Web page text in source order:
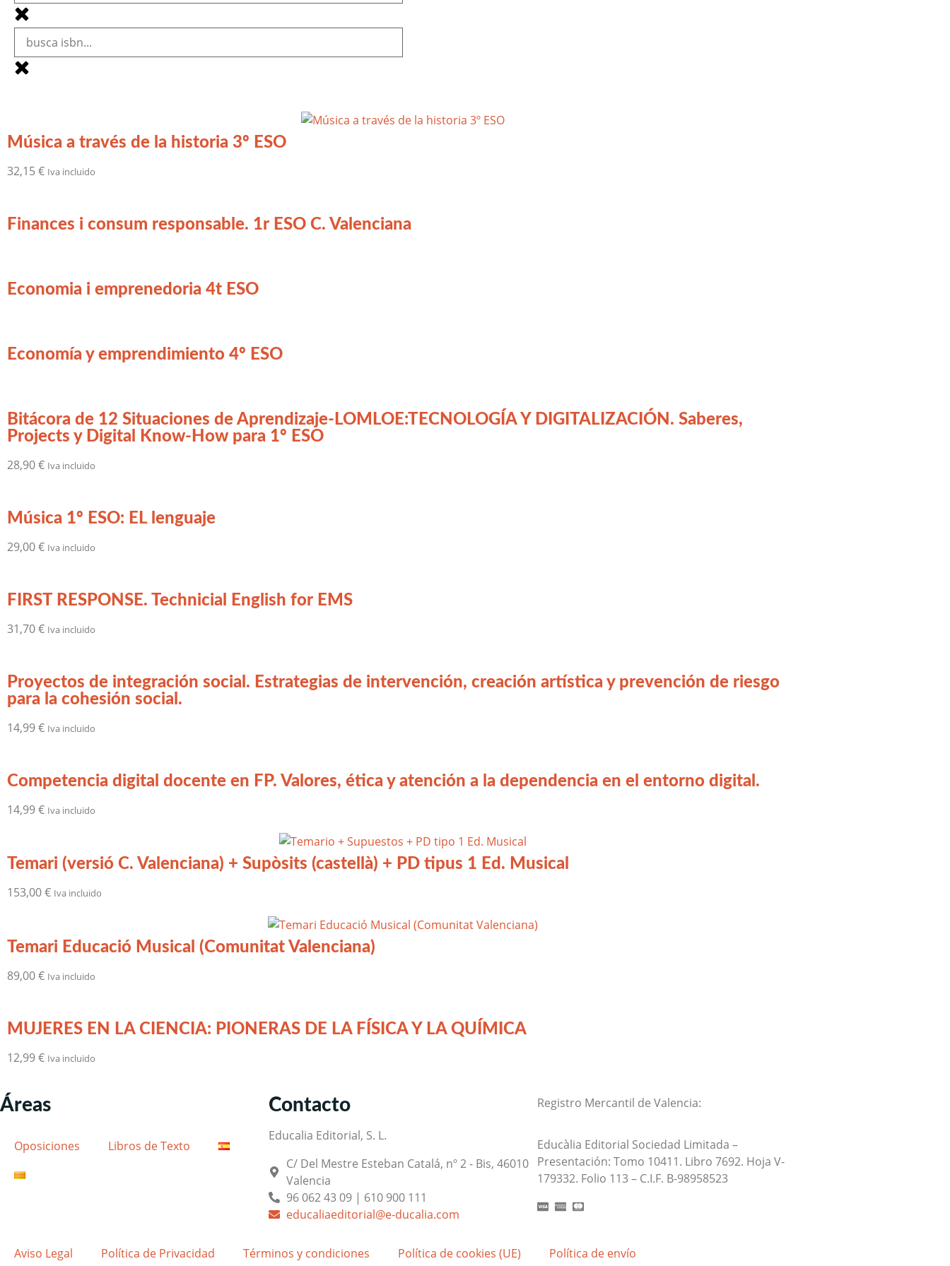
Música a través de la historia 3º ESO
32,15€ Iva incluido
Finances i consum responsable. 1r ESO C. Valenciana
Economia i emprenedoria 4t ESO
Economía y emprendimiento 4º ESO
Bitácora de 12 Situaciones de Aprendizaje-LOMLOE:TECNOLOGÍA Y DIGITALIZACIÓN. Saberes,
Projects y Digital Know-How para 1º ESO
28,90€ Iva incluido
Música 1º ESO: EL lenguaje
29,00€ Iva incluido
FIRST RESPONSE. Technicial English for EMS
31,70€ Iva incluido
Proyectos de integración social. Estrategias de intervención, creación artística y prevención de riesgo
para la cohesión social.
14,99€ Iva incluido
Competencia digital docente en FP. Valores, ética y atención a la dependencia en el entorno digital.
14,99€ Iva incluido
Temari (versió C. Valenciana) + Supòsits (castellà) + PD tipus 1 Ed. Musical
153,00€ Iva incluido
Temari Educació Musical (Comunitat Valenciana)
89,00€ Iva incluido
MUJERES EN LA CIENCIA: PIONERAS DE LA FÍSICA Y LA QUÍMICA
12,99€ Iva incluido
Áreas
Oposiciones Libros de Texto
Contacto
Educalia Editorial, S. L.
C/ Del Mestre Esteban Catalá, nº 2 - Bis, 46010
Valencia
96 062 43 09 | 610 900 111
educaliaeditorial@e-ducalia.com
Registro Mercantil de Valencia:
Educàlia Editorial Sociedad Limitada –
Presentación: Tomo 10411. Libro 7692. Hoja V-
179332. Folio 113 – C.I.F. B-98958523
Aviso Legal Política de Privacidad Términos y condiciones Política de cookies (UE) Política de envío